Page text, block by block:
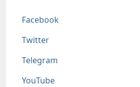
Соц сети
Facebook
Twitter
Telegram
YouTube